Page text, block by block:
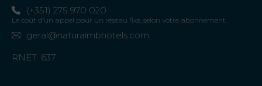
(+351) 275 970 020
Le coût d’un appel pour un réseau fixe, selon votre abonnement.
geral@naturaimbhotels.com
RNET: 637